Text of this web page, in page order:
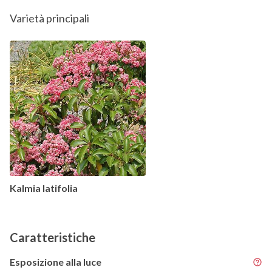
Varietà principali
Kalmia latifolia
Caratteristiche
Esposizione alla luce